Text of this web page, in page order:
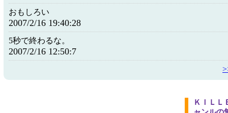
おもしろい
2007/2/16 19:40:28
5秒で終わるな。
2007/2/16 12:50:7
ＫＩＬ